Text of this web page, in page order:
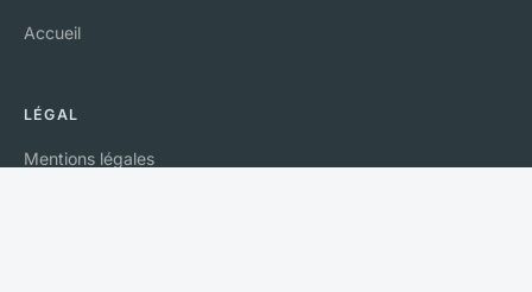
Accueil
LÉGAL
Mentions légales